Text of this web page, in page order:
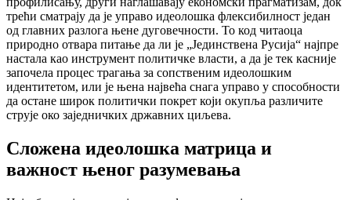
трећи сматрају да је управо идеолошка флексибилност један
од главних разлога њене дуговечности. То код читаоца
природно отвара питање да ли је „Јединствена Русија“ најпре
настала као инструмент политичке власти, а да је тек касније
започела процес трагања за сопственим идеолошким
идентитетом, или је њена највећа снага управо у способности
да остане широк политички покрет који окупља различите
струје око заједничких државних циљева.
Сложена идеолошка матрица и
важност њеног разумевања